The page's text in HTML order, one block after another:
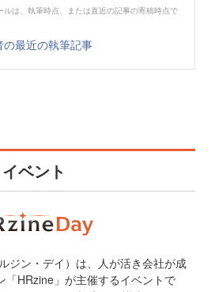
ルは、執筆時点、または直近の記事の寄稿時点で
の最近の執筆記事
イベント
ジン・デイ）は、人が活き会社が成
「HRzine」が主催するイベントで